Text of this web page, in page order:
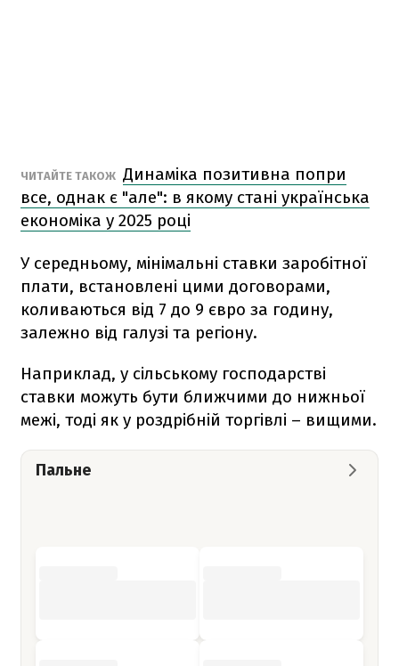
ЧИТАЙТЕ ТАКОЖ Динаміка позитивна попри
все, однак є "але": в якому стані українська
економіка у 2025 році
У середньому, мінімальні ставки заробітної
плати, встановлені цими договорами,
коливаються від 7 до 9 євро за годину,
залежно від галузі та регіону.
Наприклад, у сільському господарстві
ставки можуть бути ближчими до нижньої
межі, тоді як у роздрібній торгівлі – вищими.
Пальне